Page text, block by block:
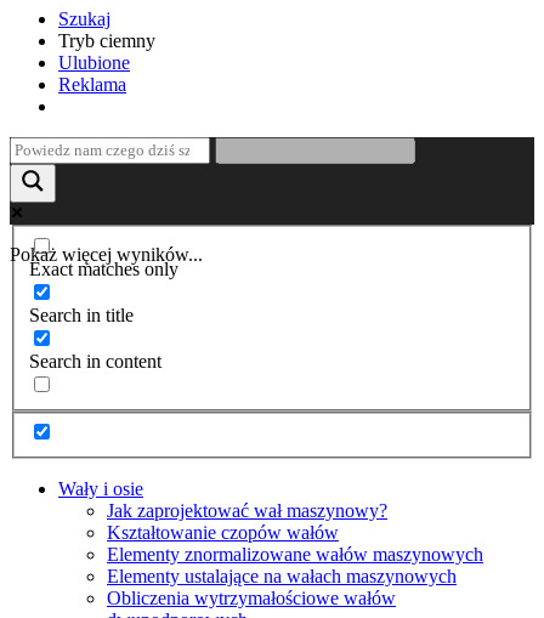
Szukaj
Tryb ciemny
Ulubione
Reklama
Pokaż więcej wyników...
Exact matches only
Search in title
Search in content
Wały i osie
Jak zaprojektować wał maszynowy?
Kształtowanie czopów wałów
Elementy znormalizowane wałów maszynowych
Elementy ustalające na wałach maszynowych
Obliczenia wytrzymałościowe wałów